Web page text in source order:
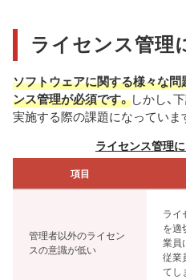
ライセンス管理
ソフトウェアに関する様々な問
ンス管理が必須です。しかし、
実施する際の課題になっていま
ライセンス管理
項目
管理者以外のライセン
スの意識が低い
ライ
を適
業員
従業
てし